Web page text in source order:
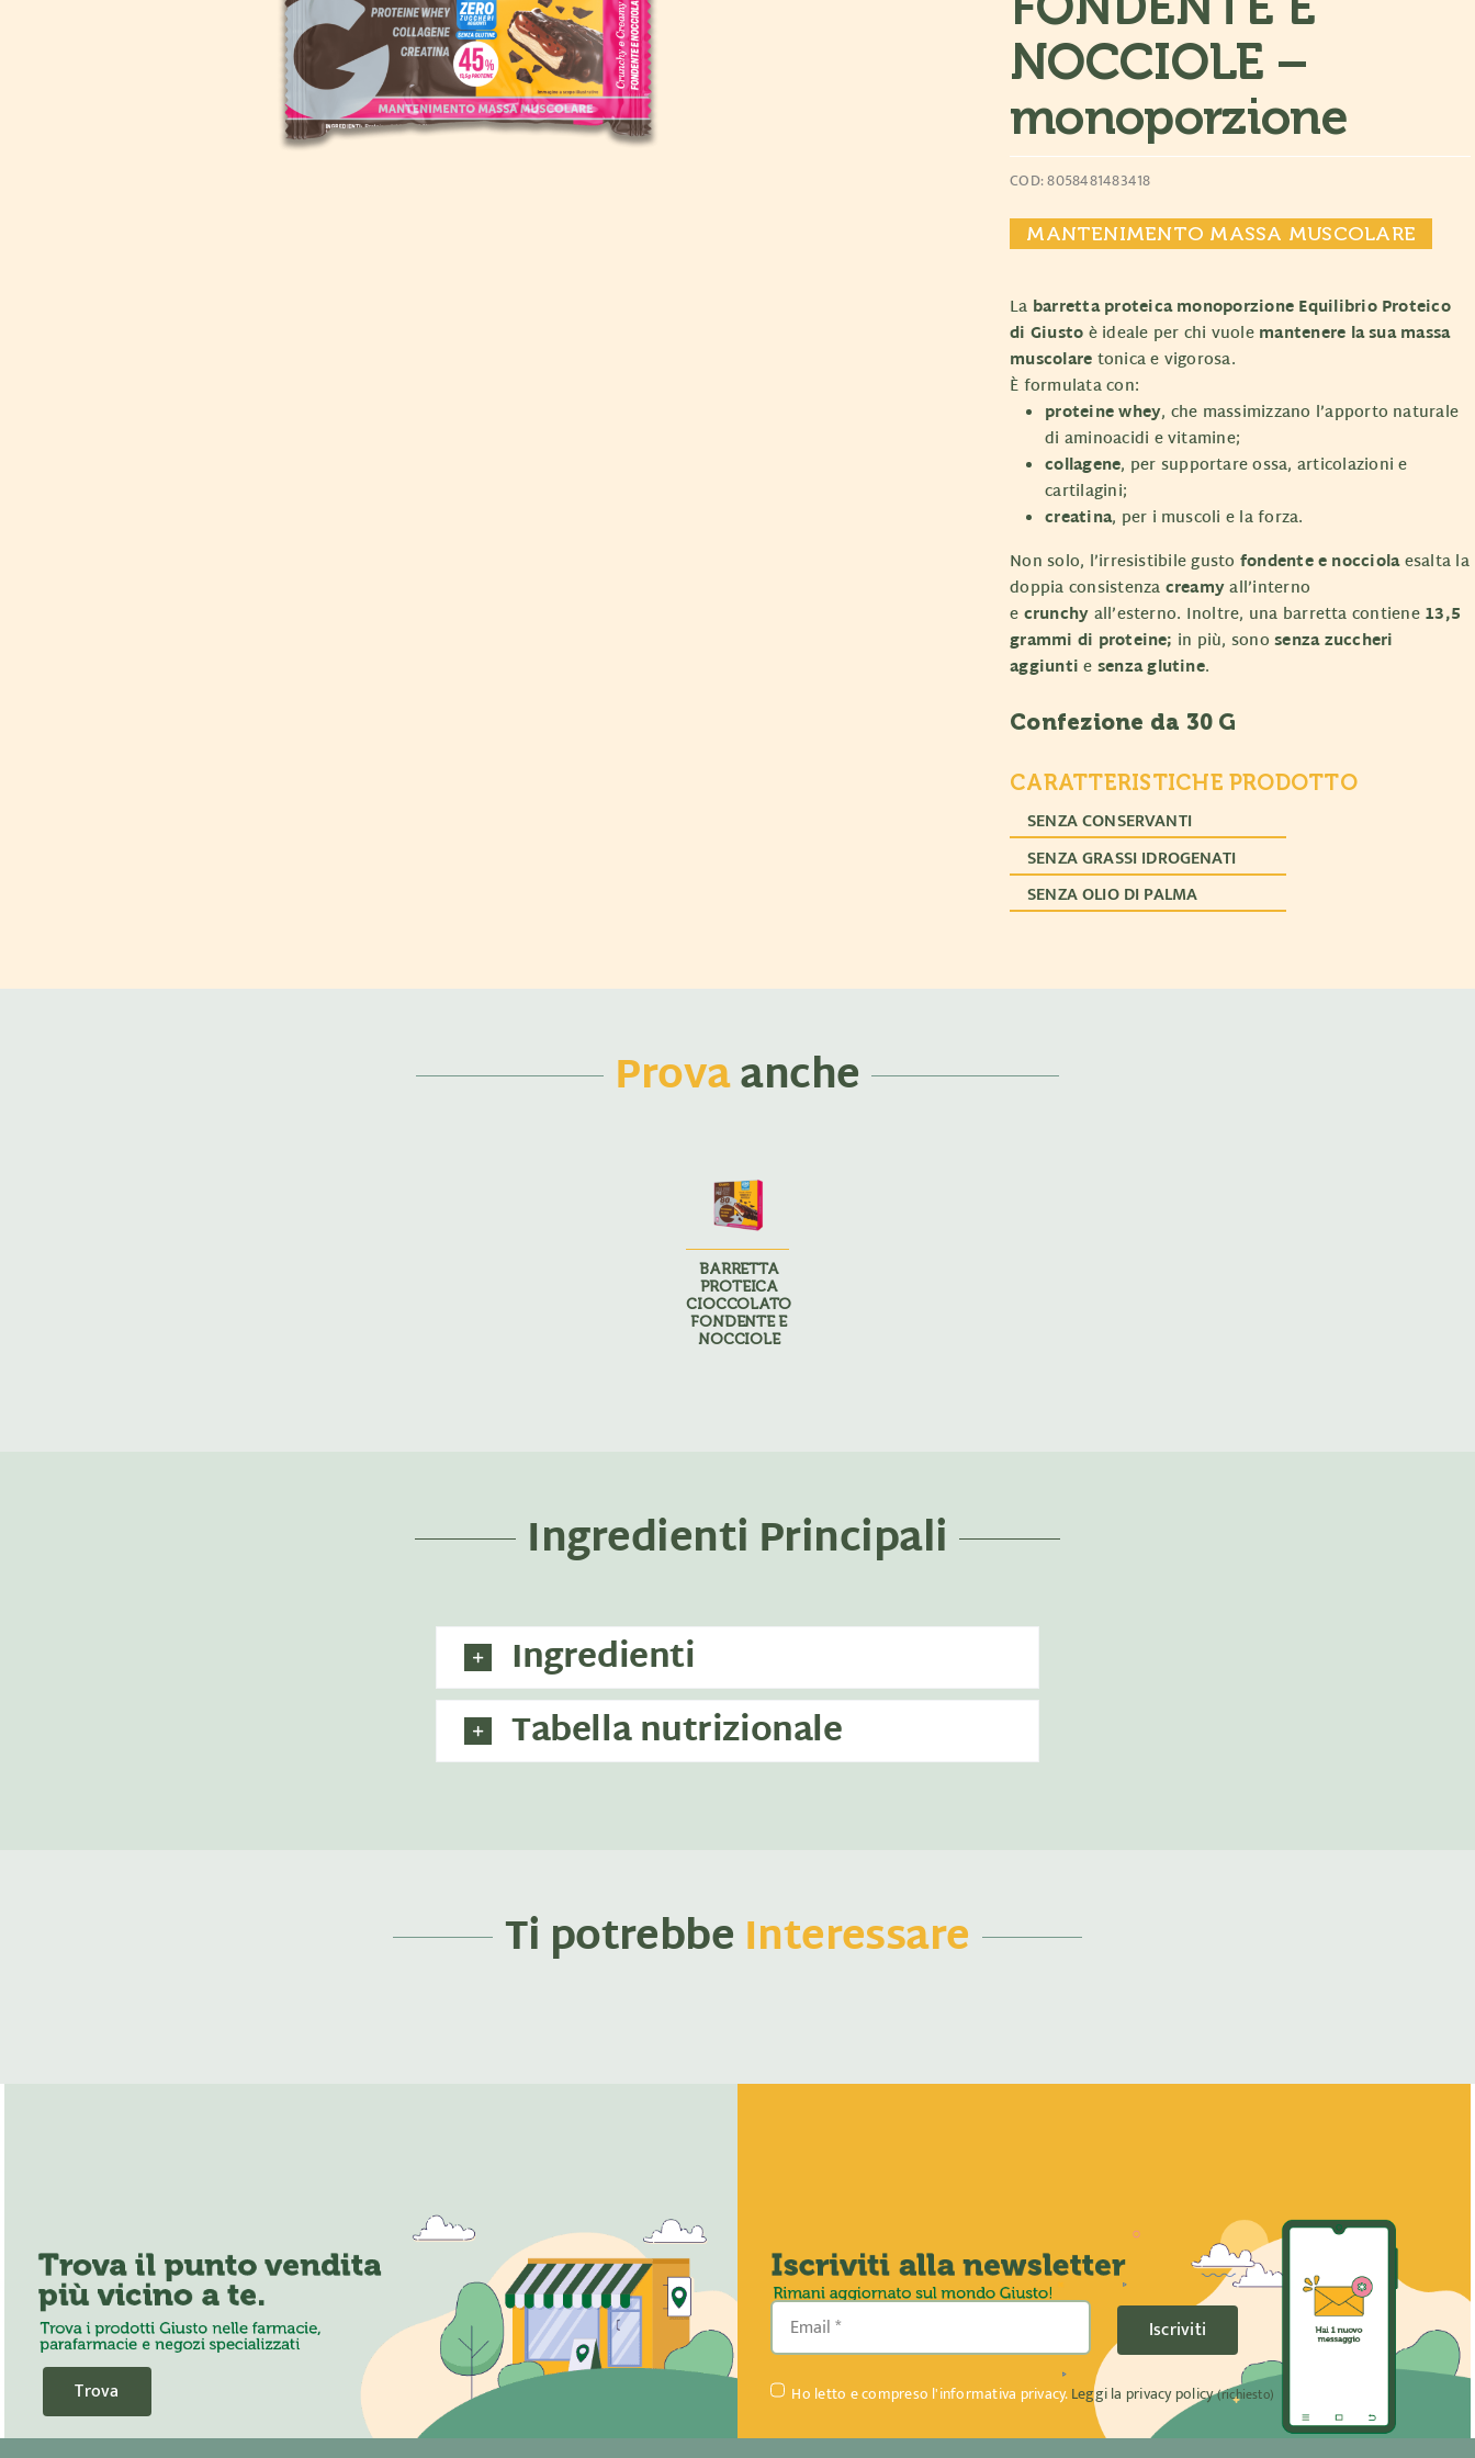
NOCCIOLE –
monoporzione
COD: 8058481483418
MANTENIMENTO MASSA MUSCOLARE
La barretta proteica monoporzione Equilibrio Proteico
di Giusto è ideale per chi vuole mantenere la sua massa
muscolare tonica e vigorosa.
È formulata con:
proteine whey, che massimizzano l’apporto naturale
di aminoacidi e vitamine;
collagene, per supportare ossa, articolazioni e
cartilagini;
creatina, per i muscoli e la forza.
Non solo, l’irresistibile gusto fondente e nocciolaesalta la
doppia consistenza creamyall’interno
e crunchy all’esterno. Inoltre, una barretta contiene 13,5
grammi di proteine; in più, sonosenza zuccheri
aggiunti e senza glutine.
Confezione da 30 G
CARATTERISTICHE PRODOTTO
SENZA CONSERVANTI
SENZA GRASSI IDROGENATI
SENZA OLIO DI PALMA
Provaanche
BARRETTA
PROTEICA
CIOCCOLATO
FONDENTE E
NOCCIOLE
Ingredienti Principali
Ingredienti
Tabella nutrizionale
Ti potrebbe Interessare
Trova
Iscriviti
Ho letto e compreso l'informativa privacy.Leggi la privacy policy(richiesto)